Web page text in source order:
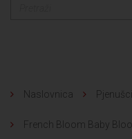
Naslovnica
French Bloom Baby